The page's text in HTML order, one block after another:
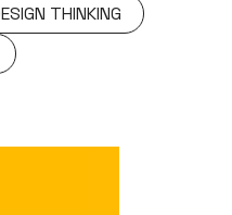
THINKING